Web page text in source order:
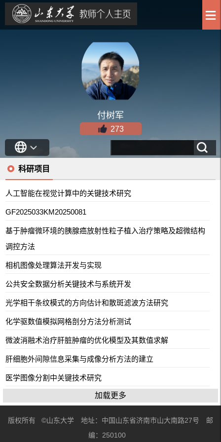
付树军
273
科研项目
人工智能在视觉计算中的关键技术研究
GF2025033KM20250081
基于肿瘤微环境的胰腺癌放射性粒子植入治疗策略及超微结构
调控方法
相机图像处理算法开发与实现
公共安全数据分析关键技术与系统开发
光学相干条纹模式的方向估计和散斑滤波方法研究
化学驱数值模拟网格剖分方法分析测试
微波消融术治疗肝脏肿瘤的优化模型及其数值求解
肝细胞外间隙信息采集与成像分析方法的建立
医学图像分割中关键技术研究
加载更多
版权所有 ©山东大学 地址：中国山东省济南市山大南路27号 邮
编：250100